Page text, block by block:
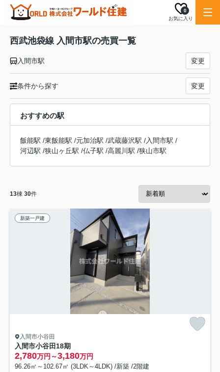
お気に入り
0
西武池袋線 入間市駅の売買一覧
入間市駅 変更
条件から探す 変更
おすすめの駅
飯能駅 /東飯能駅 /元加治駅 /武蔵藤沢駅 /入間市駅 /
河辺駅 /狭山ヶ丘駅 /仏子駅 /高麗川駅 /狭山市駅
13棟 30件
新築一戸建
入間市小谷田
入間市小谷田18期
2,780万円～3,180万円
96.26㎡～102.67㎡ (3LDK～4LDK) /新築 /2階建